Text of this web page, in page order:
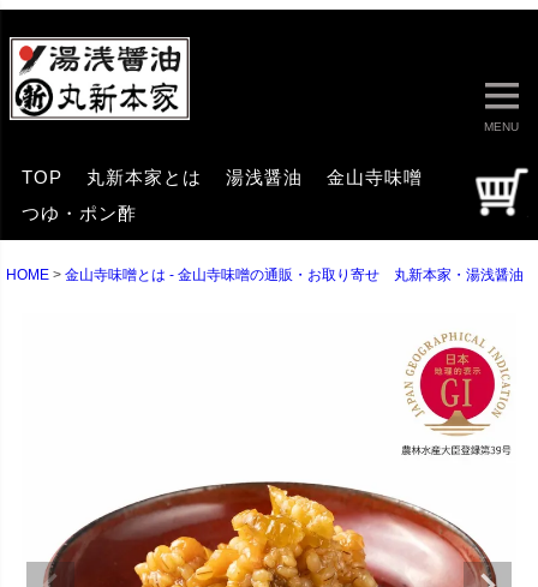
MENU
TOP 丸新本家とは 湯浅醤油
金山寺味噌
つゆ・ポン酢
HOME 金山寺味噌とは - 金山寺味噌の通販・お取り寄せ 丸新本家・湯浅醤油